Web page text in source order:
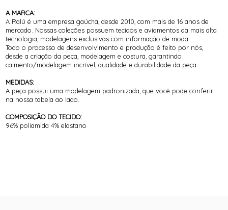
A MARCA:
A Ralú é uma empresa gaúcha, desde 2010, com mais de 16 anos de
mercado. Nossas coleções possuem tecidos e aviamentos da mais alta
tecnologia, modelagens exclusivas com informação de moda.
Todo o processo de desenvolvimento e produção é feito por nós,
desde a criação da peça, modelagem e costura, garantindo
caimento/modelagem incrível, qualidade e durabilidade da peça.
MEDIDAS:
A peça possui uma modelagem padronizada, que você pode conferir
na nossa tabela ao lado.
COMPOSIÇÃO DO TECIDO:
96% poliamida 4% elastano